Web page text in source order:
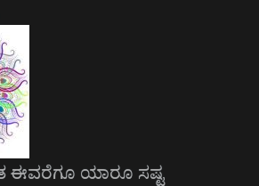
ಈವರೆಗೂ ಯಾರೂ ಸಷ್ಟ